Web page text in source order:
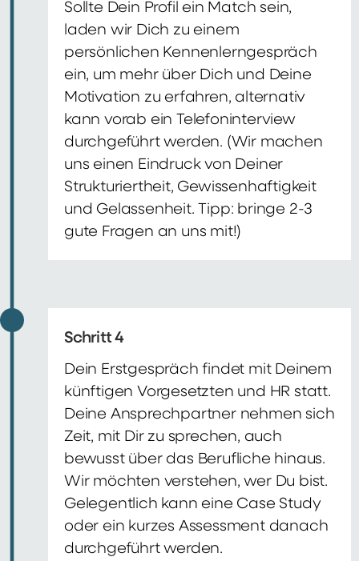
Sollte Dein Profil ein Match sein,
laden wir Dich zu einem
persönlichen Kennenlerngespräch
ein, um mehr über Dich und Deine
Motivation zu erfahren, alternativ
kann vorab ein Telefoninterview
durchgeführt werden. (Wir machen
uns einen Eindruck von Deiner
Strukturiertheit, Gewissenhaftigkeit
und Gelassenheit. Tipp: bringe 2-3
gute Fragen an uns mit!)
Schritt 4
Dein Erstgespräch findet mit Deinem
künftigen Vorgesetzten und HR statt.
Deine Ansprechpartner nehmen sich
Zeit, mit Dir zu sprechen, auch
bewusst über das Berufliche hinaus.
Wir möchten verstehen, wer Du bist.
Gelegentlich kann eine Case Study
oder ein kurzes Assessment danach
durchgeführt werden.